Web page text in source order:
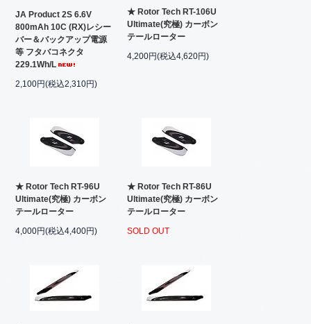
JA Product 2S 6.6V
800mAh 10C (RX)レシー
バー＆バックアップ電源
等 フタバコネクタ
229.1Wh/L
2,100円(税込2,310円)
★ Rotor Tech RT-106U
Ultimate(究極) カーボン
テールローター
4,200円(税込4,620円)
★ Rotor Tech RT-96U
Ultimate(究極) カーボン
テールローター
4,000円(税込4,400円)
★ Rotor Tech RT-86U
Ultimate(究極) カーボン
テールローター
SOLD OUT